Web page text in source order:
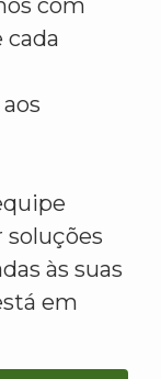
com
cada
às suas
em